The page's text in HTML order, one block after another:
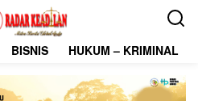
BISNIS HUKUM – KRIMINAL